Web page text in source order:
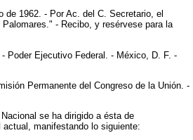
de 1962. - Por Ac. del C. Secretario, el
- Recibo, y resérvese para la
Poder Ejecutivo Federal. - México, D. F. -
Permanente del Congreso de la Unión. -
se ha dirigido a ésta de
manifestando lo siguiente: